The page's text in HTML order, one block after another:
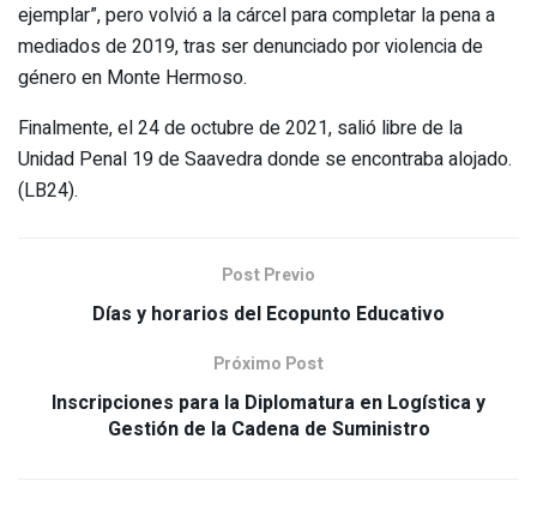
ejemplar”, pero volvió a la cárcel para completar la pena a
mediados de 2019, tras ser denunciado por violencia de
género en Monte Hermoso.
Finalmente, el 24 de octubre de 2021, salió libre de la
Unidad Penal 19 de Saavedra donde se encontraba alojado.
(LB24).
Post Previo
Días y horarios del Ecopunto Educativo
Próximo Post
Inscripciones para la Diplomatura en Logística y
Gestión de la Cadena de Suministro